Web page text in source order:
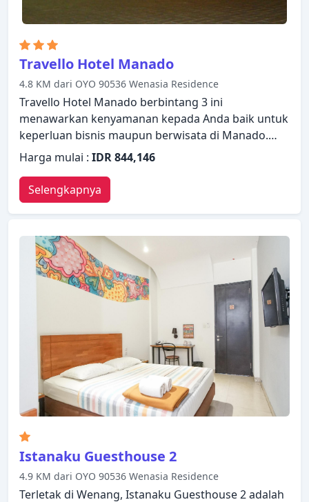
Travello Hotel Manado
4.8 KM dari OYO 90536 Wenasia Residence
Travello Hotel Manado berbintang 3 ini
menawarkan kenyamanan kepada Anda baik untuk
keperluan bisnis maupun berwisata di Manado.
Baik pebisnis maupun wisatawan, keduanya dapat
menikmati fasilitas dan layanan hotel. Fasilitas-
fasilitas seperti layanan kamar 24 jam, WiFi gratis di
semua kamar, satpam 24 jam, resepsionis 24 jam,
penyimpanan barang tersedia untuk Anda nikmati.
Dirancang untuk memberikan kenyamanan,
beberapa kamar memiliki ruang penyimpanan
pakaian, handuk, rak pakaian, sandal, kopi instan
gratis untuk memastikan kenyamanan istirahat
malam Anda. Hotel ini menawarkan berbagai
pilihan rekreasi. Apa pun alasan Anda mengunjungi
Manado, Travello Hotel Manado akan membuat
Anda langsung merasa seperti di rumah.
Harga mulai : IDR 844,146
Selengkapnya
Istanaku Guesthouse 2
4.9 KM dari OYO 90536 Wenasia Residence
Terletak di Wenang, Istanaku Guesthouse 2 adalah